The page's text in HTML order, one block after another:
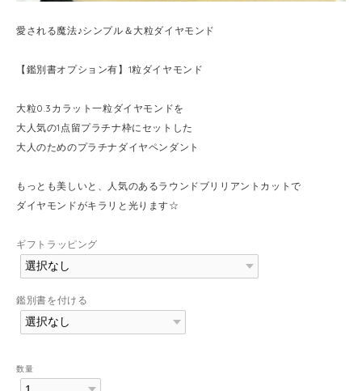
愛される魔法♪シンプル＆大粒ダイヤモンド
【鑑別書オプション有】1粒ダイヤモンド
大粒0.3カラット一粒ダイヤモンドを
大人気の1点留プラチナ枠にセットした
大人のためのプラチナダイヤペンダント
もっとも美しいと、人気のあるラウンドブリリアントカットで
ダイヤモンドがキラリと光ります☆
ギフトラッピング
鑑別書を付ける
数量